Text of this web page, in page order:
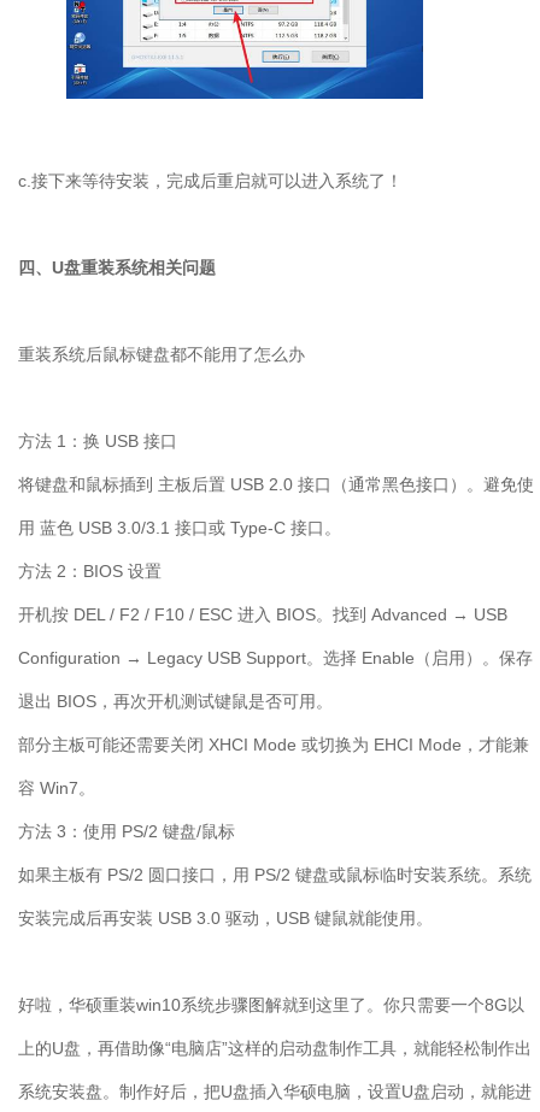
c.接下来等待安装，完成后重启就可以进入系统了！
四、U盘重装系统相关问题
重装系统后鼠标键盘都不能用了怎么办
方法 1 ：换 USB 接口
将键盘和鼠标插到 主板后置 USB 2.0 接口（通常黑色接口）。避免使
用 蓝色 USB 3.0/3.1 接口或 Type-C 接口。
方法 2 ： BIOS 设置
开机按 DEL / F2 / F10 / ESC 进入 BIOS。找到 Advanced → USB
Configuration → Legacy USB Support。选择 Enable （启用）。保存
退出 BIOS ，再次开机测试键鼠是否可用。
部分主板可能还需要关闭 XHCI Mode 或切换为 EHCI Mode ，才能兼
容 Win7。
方法 3 ：使用 PS/2 键盘/鼠标
如果主板有 PS/2 圆口接口，用 PS/2 键盘或鼠标临时安装系统。系统
安装完成后再安装 USB 3.0 驱动， USB 键鼠就能使用。
好啦，华硕重装win10系统步骤图解就到这里了。你只需要一个8G以
上的U盘，再借助像“电脑店”这样的启动盘制作工具，就能轻松制作出
系统安装盘。制作好后，把U盘插入华硕电脑，设置U盘启动，就能进